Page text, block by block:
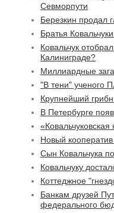
Севморпути
Березкин продал
Братья
Ковальчук
Калиниграде?
Миллиардные
"В тени" ученого
Крупнейший
В Петербурге
Новый
Сын Ковальчука
Ковальчуку
Коттеджное
Банкам друзей
федерального